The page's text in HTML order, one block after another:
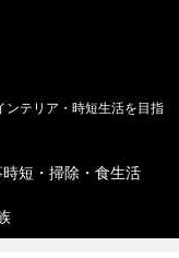
ンテリア・時短生活を目指
時短・掃除・食生活